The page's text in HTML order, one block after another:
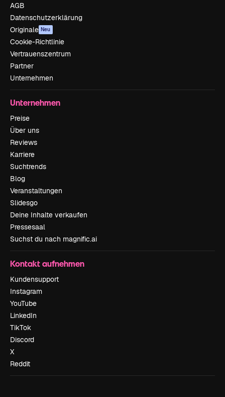
AGB
Datenschutzerklärung
Originale Neu
Cookie-Richtlinie
Vertrauenszentrum
Partner
Unternehmen
Unternehmen
Preise
Über uns
Reviews
Karriere
Suchtrends
Blog
Veranstaltungen
Slidesgo
Deine Inhalte verkaufen
Pressesaal
Suchst du nach magnific.ai
Kontakt aufnehmen
Kundensupport
Instagram
YouTube
LinkedIn
TikTok
Discord
X
Reddit